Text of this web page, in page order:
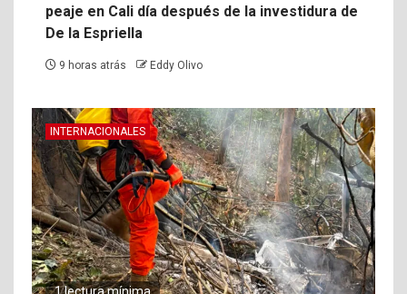
peaje en Cali día después de la investidura de
De la Espriella
9 horas atrás Eddy Olivo
INTERNACIONALES